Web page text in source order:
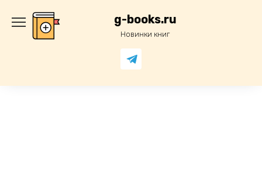
содержанию
g-books.ru
Новинки книг